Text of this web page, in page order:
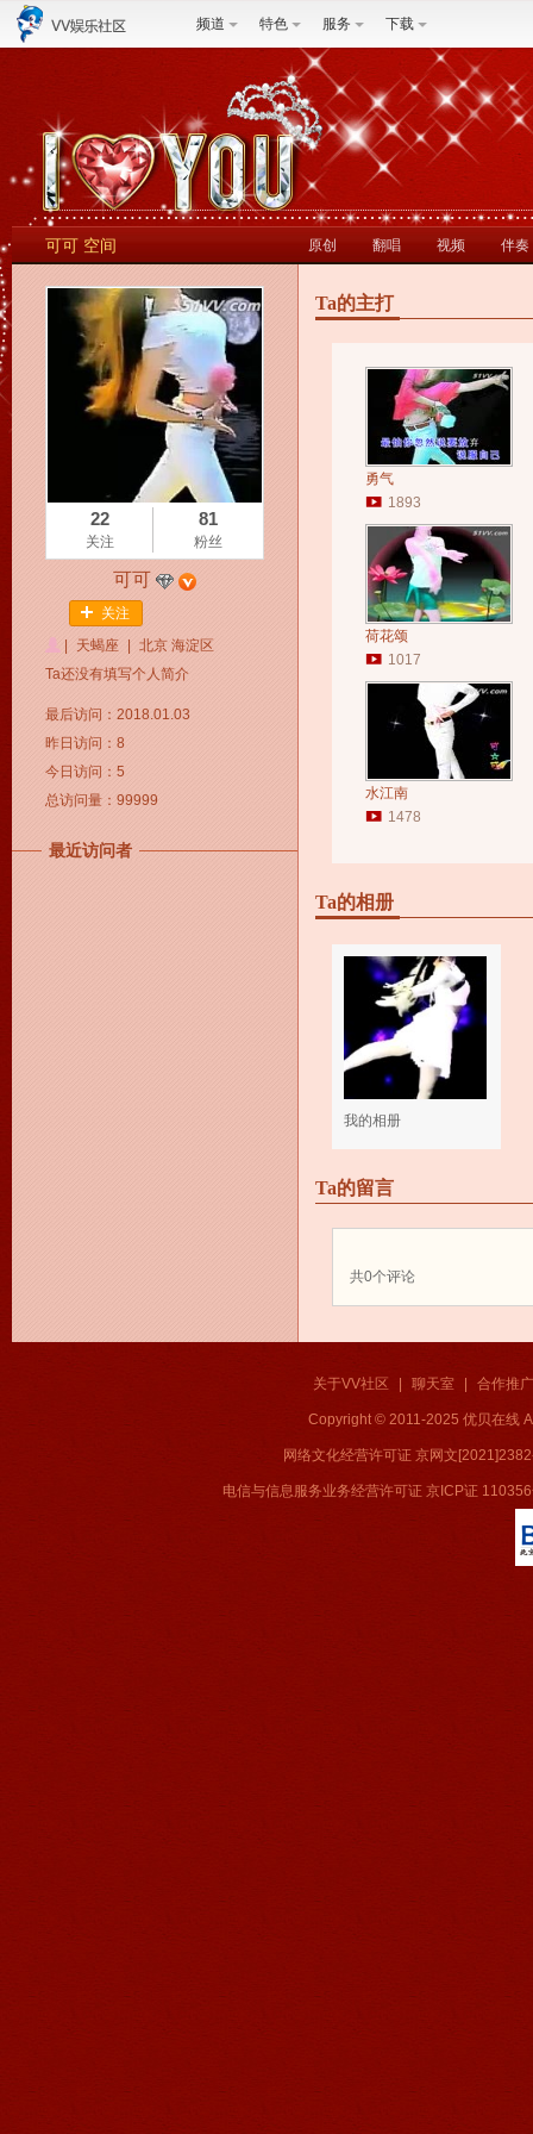
频道 特色 服务 下载
可可 空间 原创 翻唱 视频 伴奏
22
关注
81
粉丝
可可
关注
天蝎座
北京 海淀区
Ta还没有填写个人简介
最后访问：2018.01.03
昨日访问：8
今日访问：5
总访问量：99999
最近访问者
Ta的主打
勇气
1893
荷花颂
1017
水江南
1478
Ta的相册
我的相册
Ta的留言
共0个评论
关于VV社区 聊天室 合作推广
Copyright © 2011-2025 优贝在线
网络文化经营许可证 京网文
电信与信息服务业务经营许可证 京ICP证